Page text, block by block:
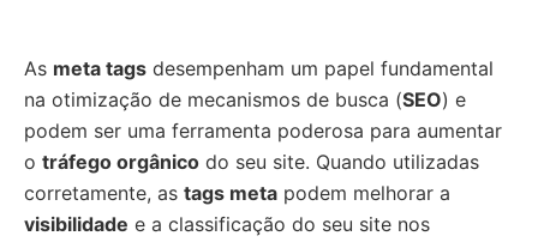
As meta tags desempenham um papel fundamental
na otimização de mecanismos de busca (SEO) e
podem ser uma ferramenta poderosa para aumentar
o tráfego orgânico do seu site. Quando utilizadas
corretamente, as tags meta podem melhorar a
visibilidade e a classificação do seu site nos